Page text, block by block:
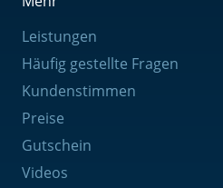
Leistungen
Häufig gestellte Fragen
Kundenstimmen
Preise
Gutschein
Videos